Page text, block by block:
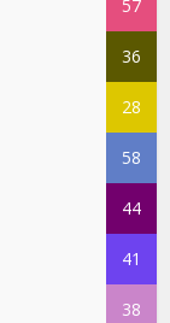
57
36
28
58
44
41
38